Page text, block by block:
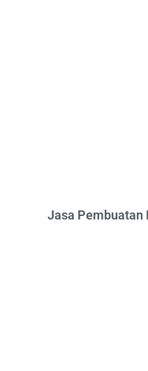
Jasa Pembuatan